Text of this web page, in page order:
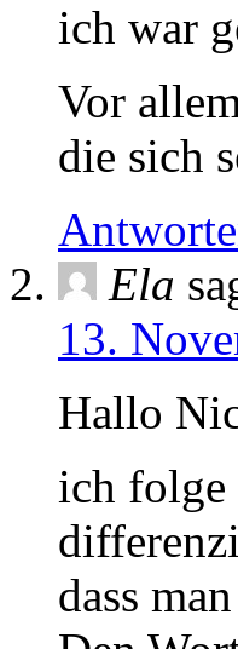
ich war
Vor
die sich
Ela
13.
Hallo
ich folge
dass